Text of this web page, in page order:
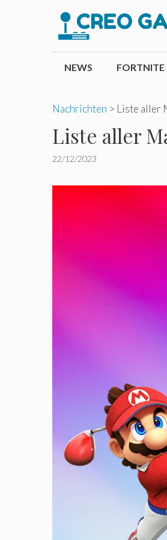
NEWS FORTNITE
Nachrichten > Liste aller
Liste aller
22/12/2023